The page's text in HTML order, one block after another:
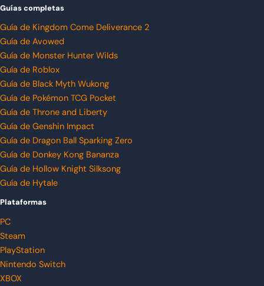
Guías completas
Guía de Kingdom Come Deliverance 2
Guía de Avowed
Guía de Monster Hunter Wilds
Guía de Roblox
Guía de Black Myth Wukong
Guía de Pokémon TCG Pocket
Guía de Throne and Liberty
Guía de Genshin Impact
Guía de Dragon Ball Sparking Zero
Guía de Donkey Kong Bananza
Guía de Hollow Knight Silksong
Guía de Hytale
Plataformas
PC
Steam
PlayStation
Nintendo Switch
XBOX